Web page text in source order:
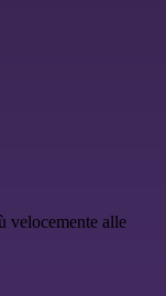
velocemente alle